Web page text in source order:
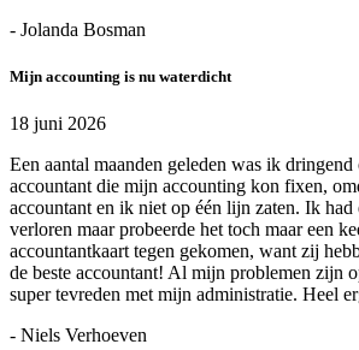
- Jolanda Bosman
Mijn accounting is nu waterdicht
18 juni 2026
Een aantal maanden geleden was ik dringend
accountant die mijn accounting kon fixen,
accountant en ik niet op één lijn zaten. Ik had
verloren maar probeerde het toch maar een
accountantkaart tegen gekomen, want zij
de beste accountant! Al mijn problemen zijn
super tevreden met mijn administratie. Heel
- Niels Verhoeven